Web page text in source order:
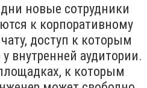
новые сотрудники
к корпоративному
доступ к которым
внутренней аудитории.
к которым